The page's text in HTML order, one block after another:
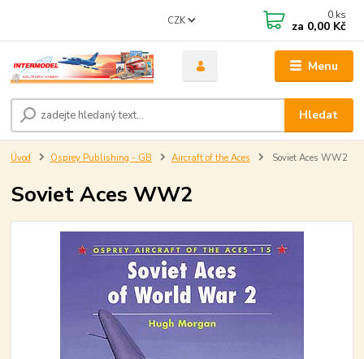
Menu
CZK
Hledat
0 ks
za 0,00 Kč
Úvod Osprey Publishing - GB Aircraft of the Aces Soviet Aces WW2
Soviet Aces WW2